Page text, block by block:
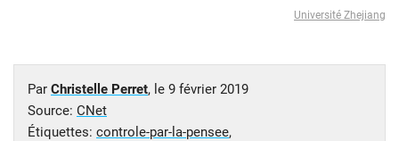
Université Zhejiang
Par Christelle Perret, le 9 février 2019
Source: CNet
Étiquettes: controle-par-la-pensee,